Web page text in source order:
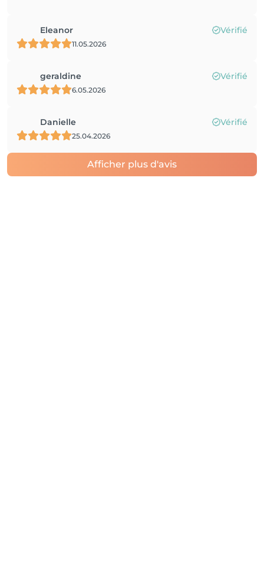
Eleanor Vérifié
11.05.2026
geraldine Vérifié
6.05.2026
Danielle Vérifié
25.04.2026
Afficher plus d'avis